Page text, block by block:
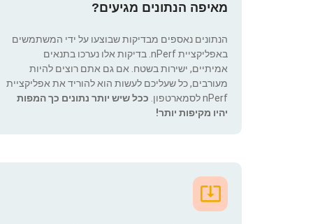
מאיפה הנתונים מגיעים?
הנתונים נאספים מבדיקות שבוצעו על ידי המשתמשים
באפליקציית nPerf. בדיקות אלו נערכו בתנאים
אמיתיים, ישירות בשטח. אם גם אתם רוצים להיות
מעורבים, כל שעליכם לעשות הוא להוריד את אפליקציית
nPerf לסמארטפון.
ככל שיש יותר נתונים כך המפות
יהיו מקיפות יותר!